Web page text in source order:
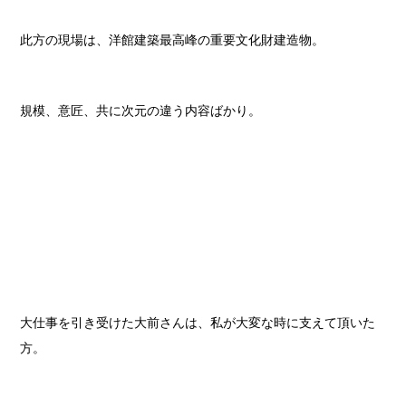
此方の現場は、洋館建築最高峰の重要文化財建造物。
規模、意匠、共に次元の違う内容ばかり。
大仕事を引き受けた大前さんは、私が大変な時に支えて頂いた
方。